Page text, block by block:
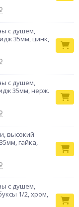
с душем,
35мм, цинк,
с душем,
35мм, нерж.
высокий
гайка,
с душем,
1/2, хром,